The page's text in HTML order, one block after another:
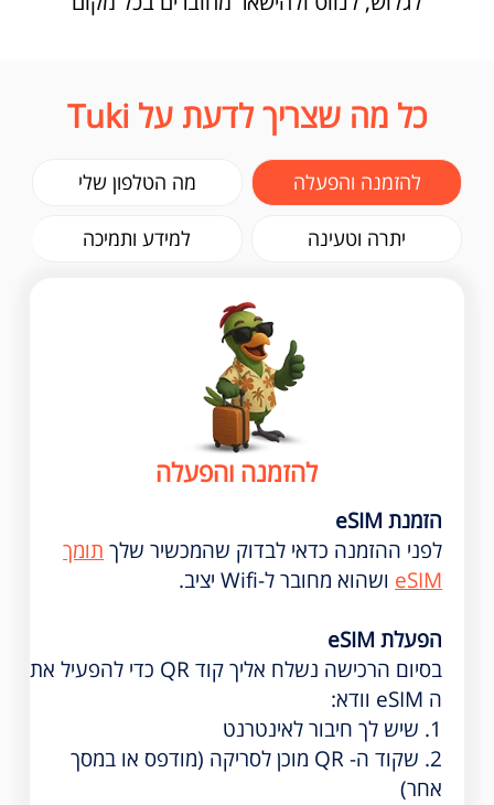
כל מה שצריך לדעת על Tuki
להזמנה והפעלה מה הטלפון שלי
יתרה וטעינה למידע ותמיכה
להזמנה והפעלה
הזמנת eSIM
לפני ההזמנה כדאי לבדוק שהמכשיר שלך תומך
eSIM ושהוא מחובר ל-Wifi יציב.
הפעלת eSIM
בסיום הרכישה נשלח אליך קוד QR כדי להפעיל את
ה eSIM וודא:
1. שיש לך חיבור לאינטרנט
2. שקוד ה- QR מוכן לסריקה (מודפס או במסך
אחר)